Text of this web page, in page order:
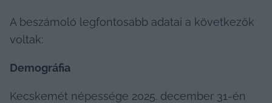
A beszámoló legfontosabb adatai a következők
voltak:
Demográfia
Kecskemét népessége 2025. december 31-én